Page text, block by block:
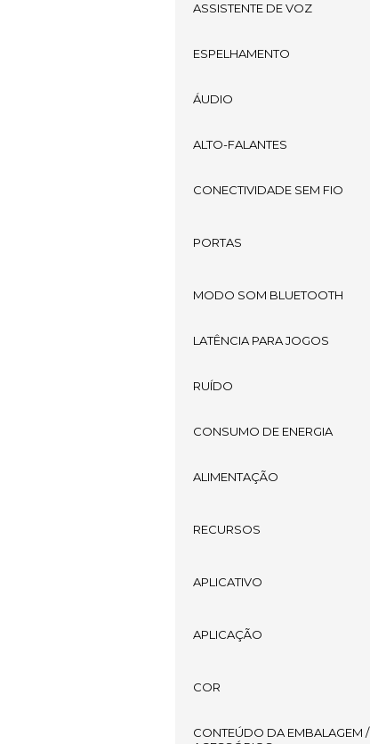
ASSISTENTE DE VOZ
ESPELHAMENTO
ÁUDIO
ALTO-FALANTES
CONECTIVIDADE SEM FIO
PORTAS
MODO SOM BLUETOOTH
LATÊNCIA PARA JOGOS
RUÍDO
CONSUMO DE ENERGIA
ALIMENTAÇÃO
RECURSOS
APLICATIVO
APLICAÇÃO
COR
CONTEÚDO DA EMBALAGEM /